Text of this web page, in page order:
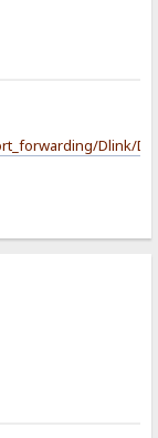
Dlink/